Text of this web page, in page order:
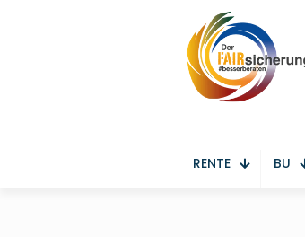
RENTE BU